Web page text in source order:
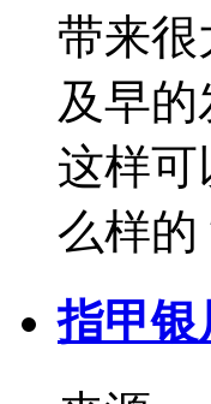
带来
及早
这样
么样的
指甲银